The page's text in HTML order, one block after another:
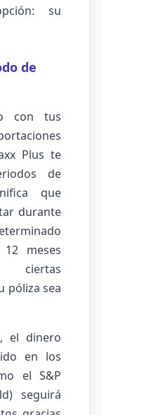
su
de
con tus
Plus te
de
que
durante
12 meses
ciertas
póliza sea
el dinero
en los
el S&P
seguirá